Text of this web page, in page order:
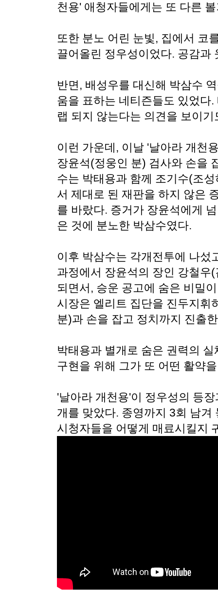
천용' 애청자들에게는 또 다른
또한 분노 어린 눈빛, 집에서 코
끌어올린 정우성이었다. 공감과
반면, 배성우를 대신해 박삼수
움을 표하는 네티즌들도 있었다
랩 되지 않는다는 의견을 보이기
이런 가운데, 이날 '날아라 개천
장윤석(정웅인 분) 검사와 손을
수는 박태용과 함께 조기수(조
서 제대로 된 재판을 하지 않은
를 바랐다. 증거가 장윤석에게
은 것에 분노한 박삼수였다.
이후 박삼수는 각개전투에 나섰
과정에서 장윤석의 장인 강철우
되면서, 승운 공고에 숨은 비밀
시장은 엘리트 집단을 진두지휘
분)과 손을 잡고 정치까지 진출
박태용과 별개로 숨은 권력의
구현을 위해 그가 또 어떤 활약
'날아라 개천용'이 정우성의 등
개를 맞았다. 종영까지 3회 남
시청자들을 어떻게 매료시킬지